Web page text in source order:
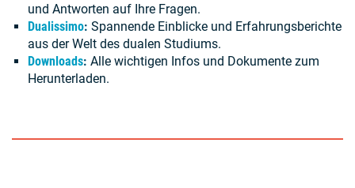
und Antworten auf Ihre Fragen.
Dualissimo: Spannende Einblicke und Erfahrungsberichte
aus der Welt des dualen Studiums.
Downloads: Alle wichtigen Infos und Dokumente zum
Herunterladen.